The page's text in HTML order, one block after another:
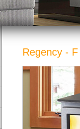
Regency -